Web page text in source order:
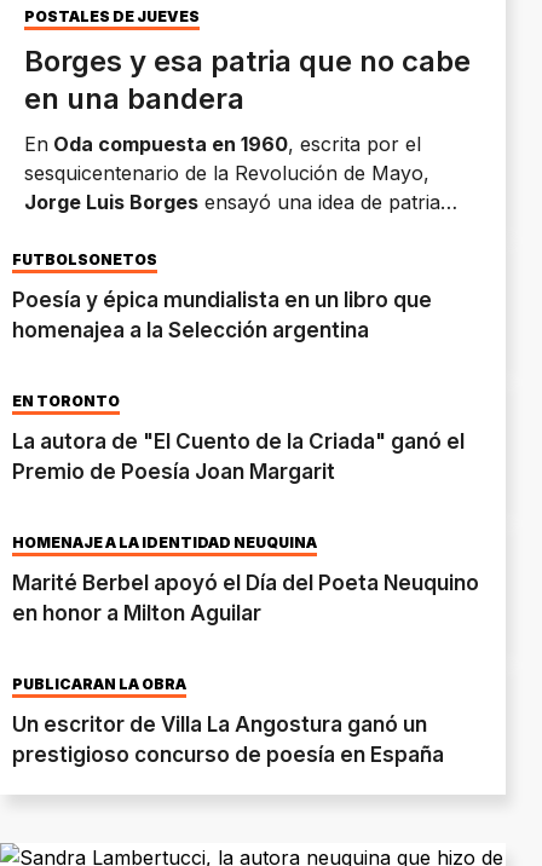
POSTALES DE JUEVES
Borges y esa patria que no cabe
en una bandera
En Oda compuesta en 1960, escrita por el
sesquicentenario de la Revolución de Mayo,
Jorge Luis Borges ensayó una idea de patria
sorprendente vigencia.
FÚTBOLSONETOS
Poesía y épica mundialista en un libro que
homenajea a la Selección argentina
EN TORONTO
La autora de "El Cuento de la Criada" ganó el
Premio de Poesía Joan Margarit
HOMENAJE A LA IDENTIDAD NEUQUINA
Marité Berbel apoyó el Día del Poeta Neuquino
en honor a Milton Aguilar
PUBLICARÁN LA OBRA
Un escritor de Villa La Angostura ganó un
prestigioso concurso de poesía en España